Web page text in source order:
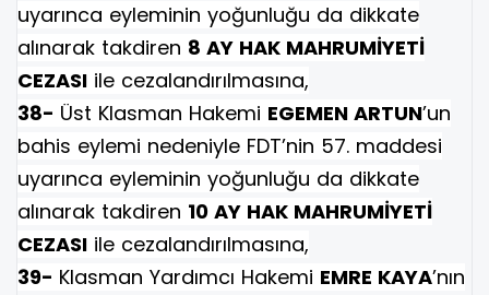
uyarınca eyleminin yoğunluğu da dikkate
alınarak takdiren 8 AY HAK MAHRUMİYETİ
CEZASI ile cezalandırılmasına,
38- Üst Klasman Hakemi EGEMEN ARTUN’un
bahis eylemi nedeniyle FDT’nin 57. maddesi
uyarınca eyleminin yoğunluğu da dikkate
alınarak takdiren 10 AY HAK MAHRUMİYETİ
CEZASI ile cezalandırılmasına,
39- Klasman Yardımcı Hakemi EMRE KAYA’nın